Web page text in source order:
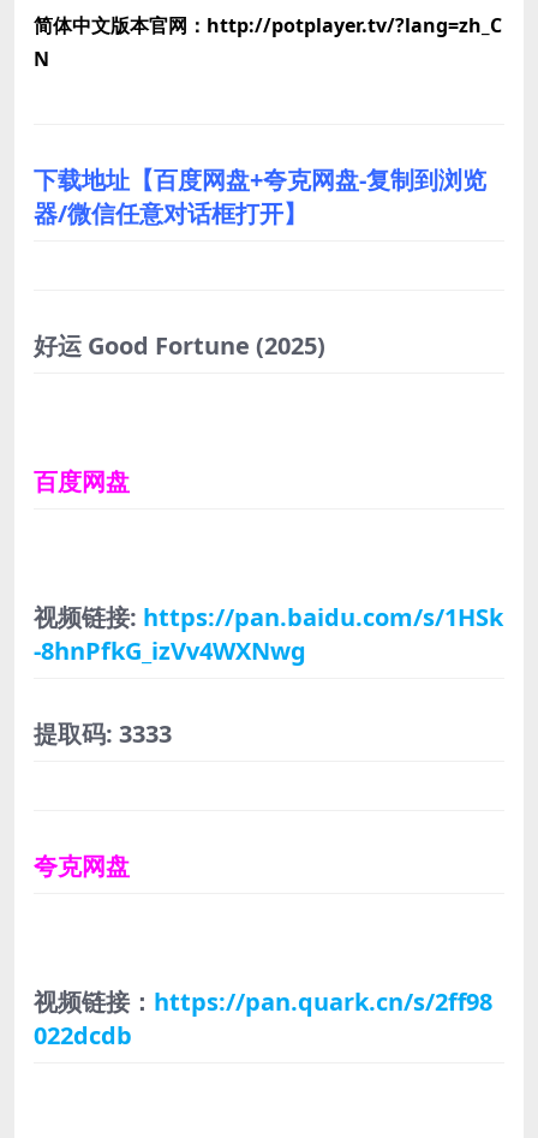
简体中文版本官网：http://potplayer.tv/?lang=zh_C
N
下载地址【百度网盘+夸克网盘-复制到浏览
器/微信任意对话框打开】
好运 Good Fortune (2025)
百度网盘
视频链接: https://pan.baidu.com/s/1HSk
-8hnPfkG_izVv4WXNwg
提取码: 3333
夸克网盘
视频链接： https://pan.quark.cn/s/2ff98
022dcdb